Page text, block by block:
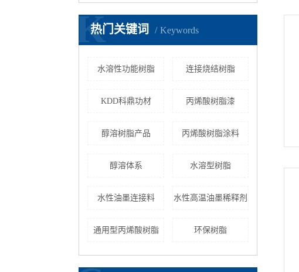
热门关键词 Keywords
K
水溶性功能树脂 连接烧结树脂
KDD科鼎功材 丙烯酸树脂漆
醇溶树脂产品 丙烯酸树脂涂料
醇溶体系 水溶型树脂
水性油墨连接料 水性高温油墨稀释剂
通用型丙烯酸树脂 环保树脂